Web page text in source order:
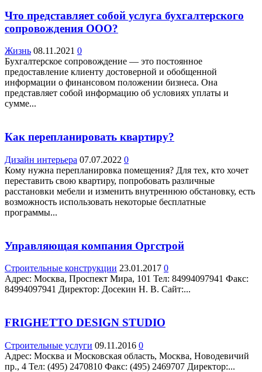
Что представляет собой услуга бухгалтерского
сопровождения ООО?
Жизнь 08.11.2021 0
Бухгалтерское сопровождение — это постоянное
предоставление клиенту достоверной и обобщенной
информации о финансовом положении бизнеса. Она
представляет собой информацию об условиях уплаты и
сумме...
Как перепланировать квартиру?
Дизайн интерьера 07.07.2022 0
Кому нужна перепланировка помещения? Для тех, кто хочет
переставить свою квартиру, попробовать различные
расстановки мебели и изменить внутреннюю обстановку, есть
возможность использовать некоторые бесплатные
программы...
Управляющая компания Оргстрой
Строительные конструкции 23.01.2017 0
Адрес: Москва, Проспект Мира, 101 Teл: 84994097941 Факс:
84994097941 Директор: Досекин Н. В. Сайт:...
FRIGHETTO DESIGN STUDIO
Строительные услуги 09.11.2016 0
Адрес: Москва и Московская область, Москва, Новодевичий
пр., 4 Teл: (495) 2470810 Факс: (495) 2469707 Директор:...